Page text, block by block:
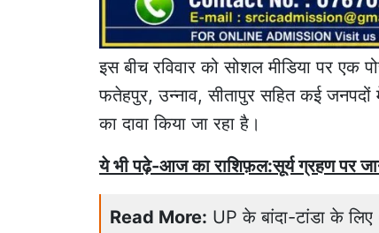
इस बीच रविवार को सोशल मीडिया पर एक
फतेहपुर, उन्नाव, सीतापुर सहित कई जनपदों
का दावा किया जा रहा है।
ये भी पढ़े-आज का राशिफ़ल:सूर्य ग्रहण पर
Read More: UP के बांदा-टांडा के